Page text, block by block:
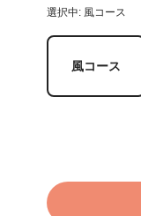
選択中: 風コース
風コース